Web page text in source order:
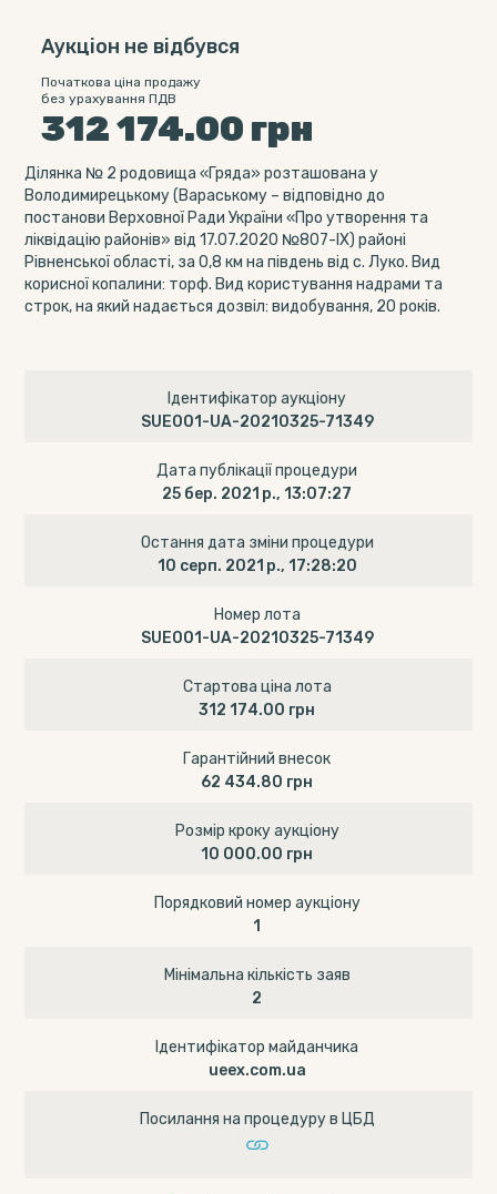
Аукціон не відбувся
Початкова ціна продажу
без урахування ПДВ
312 174.00 грн
Ділянка № 2 родовища «Гряда» розташована у
Володимирецькому (Вараському – відповідно до
постанови Верховної Ради України «Про утворення та
ліквідацію районів» від 17.07.2020 №807-ІХ) районі
Рівненської області, за 0,8 км на південь від с. Луко. Вид
корисної копалини: торф. Вид користування надрами та
строк, на який надається дозвіл: видобування, 20 років.
Ідентифікатор аукціону
SUE001-UA-20210325-71349
Дата публікації процедури
25 бер. 2021 р., 13:07:27
Остання дата зміни процедури
10 серп. 2021 р., 17:28:20
Номер лота
SUE001-UA-20210325-71349
Стартова ціна лота
312 174.00 грн
Гарантійний внесок
62 434.80 грн
Розмір кроку аукціону
10 000.00 грн
Порядковий номер аукціону
1
Мінімальна кількість заяв
2
Ідентифікатор майданчика
ueex.com.ua
Посилання на процедуру в ЦБД